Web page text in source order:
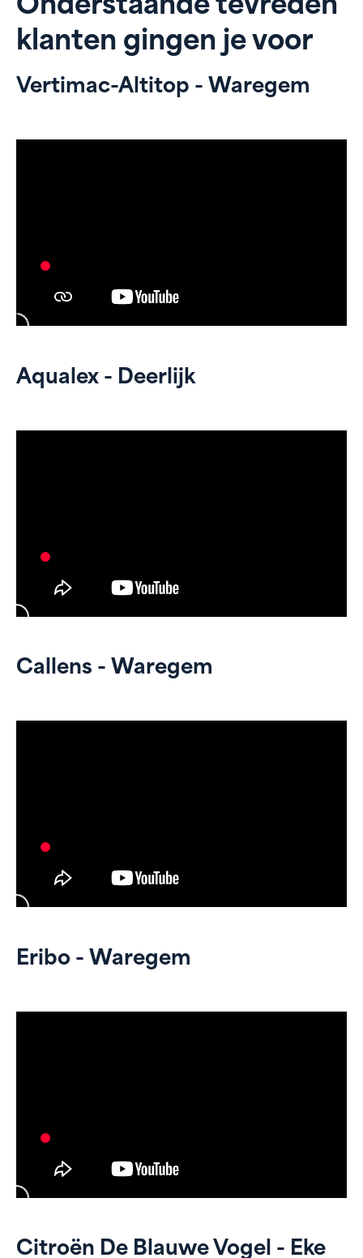
Onderstaande tevreden
klanten gingen je voor
Vertimac-Altitop - Waregem
Aqualex - Deerlijk
Callens - Waregem
Eribo - Waregem
Citroën De Blauwe Vogel - Eke